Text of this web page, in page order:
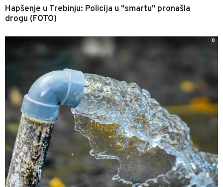
Hapšenje u Trebinju: Policija u "smartu" pronašla
drogu (FOTO)
0